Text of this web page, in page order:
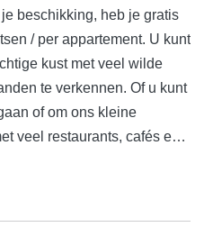
beschikking, heb je gratis
/ per appartement. U kunt
kust met veel wilde
te verkennen. Of u kunt
of om ons kleine
veel restaurants, cafés en
Stel je voor, je